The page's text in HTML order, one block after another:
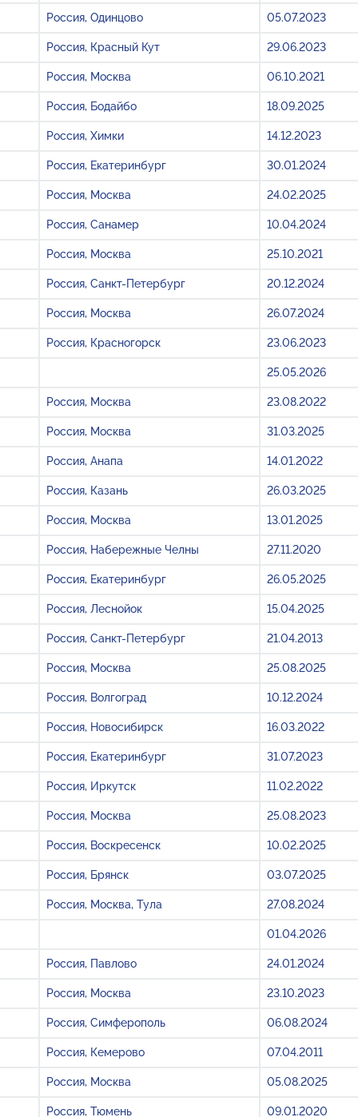
Россия, Одинцово 05.07.2023
Россия, Красный Кут 29.06.2023
Россия, Москва 06.10.2021
Россия, Бодайбо 18.09.2025
Россия, Химки 14.12.2023
Россия, Екатеринбург 30.01.2024
Россия, Москва 24.02.2025
Россия, Санамер 10.04.2024
Россия, Москва 25.10.2021
Россия, Санкт-Петербург 20.12.2024
Россия, Москва 26.07.2024
Россия, Красногорск 23.06.2023
25.05.2026
Россия, Москва 23.08.2022
Россия, Москва 31.03.2025
Россия, Анапа 14.01.2022
Россия, Казань 26.03.2025
Россия, Москва 13.01.2025
Россия, Набережные Челны 27.11.2020
Россия, Екатеринбург 26.05.2025
Россия, Леснойок 15.04.2025
Россия, Санкт-Петербург 21.04.2013
Россия, Москва 25.08.2025
Россия, Волгоград 10.12.2024
Россия, Новосибирск 16.03.2022
Россия, Екатеринбург 31.07.2023
Россия, Иркутск 11.02.2022
Россия, Москва 25.08.2023
Россия, Воскресенск 10.02.2025
Россия, Брянск 03.07.2025
Россия, Москва, Тула 27.08.2024
01.04.2026
Россия, Павлово 24.01.2024
Россия, Москва 23.10.2023
Россия, Симферополь 06.08.2024
Россия, Кемерово 07.04.2011
Россия, Москва 05.08.2025
Россия, Тюмень 09.01.2020